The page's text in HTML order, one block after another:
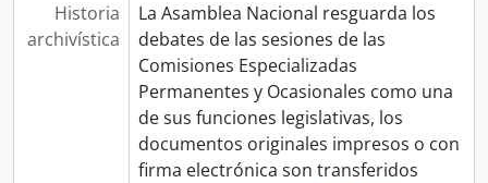
Historia
archivística
La Asamblea Nacional resguarda los
debates de las sesiones de las
Comisiones Especializadas
Permanentes y Ocasionales como una
de sus funciones legislativas, los
documentos originales impresos o con
firma electrónica son transferidos